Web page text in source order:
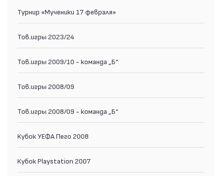
Турнир «Мученики 17 февраля»
Тов.игры 2023/24
Тов.игры 2009/10 - команда „Б“
Тов.игры 2008/09
Тов.игры 2008/09 - команда „Б“
Кубок УЕФА Пего 2008
Кубок Playstation 2007